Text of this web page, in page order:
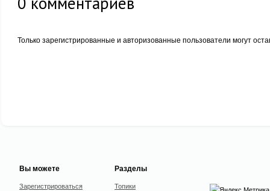
Только зарегистрированные и авторизованные пользователи могут
Вы можете
Зарегистрироваться
Разделы
Топики